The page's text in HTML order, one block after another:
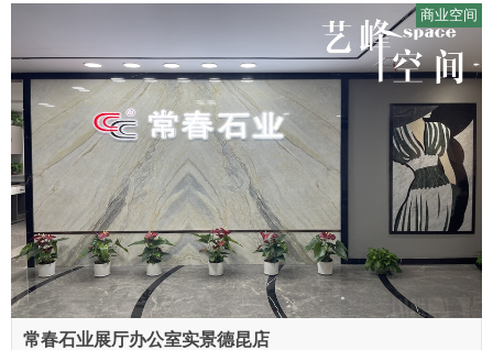
商业空间
常春石业展厅办公室实景德昆店